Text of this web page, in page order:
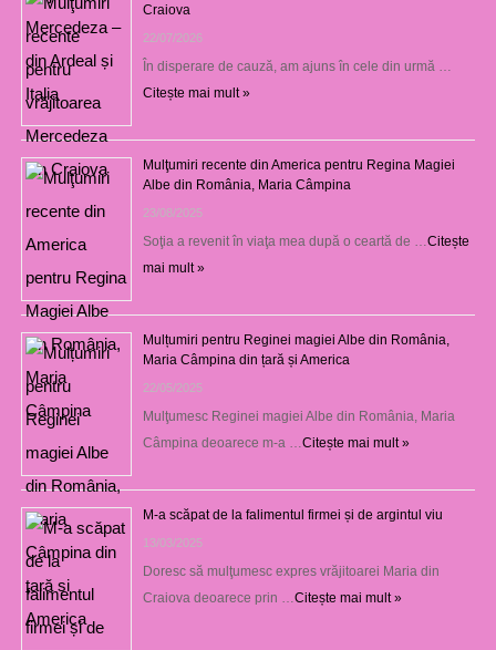
Craiova
22/07/2026
În disperare de cauză, am ajuns în cele din urmă …
Citește mai mult »
Mulţumiri recente din America pentru Regina Magiei
Albe din România, Maria Câmpina
23/08/2025
Soţia a revenit în viaţa mea după o ceartă de … Citește
mai mult »
Mulțumiri pentru Reginei magiei Albe din România,
Maria Câmpina din țară și America
22/05/2025
Mulţumesc Reginei magiei Albe din România, Maria
Câmpina deoarece m-a … Citește mai mult »
M-a scăpat de la falimentul firmei și de argintul viu
13/03/2025
Doresc să mulţumesc expres vrăjitoarei Maria din
Craiova deoarece prin … Citește mai mult »